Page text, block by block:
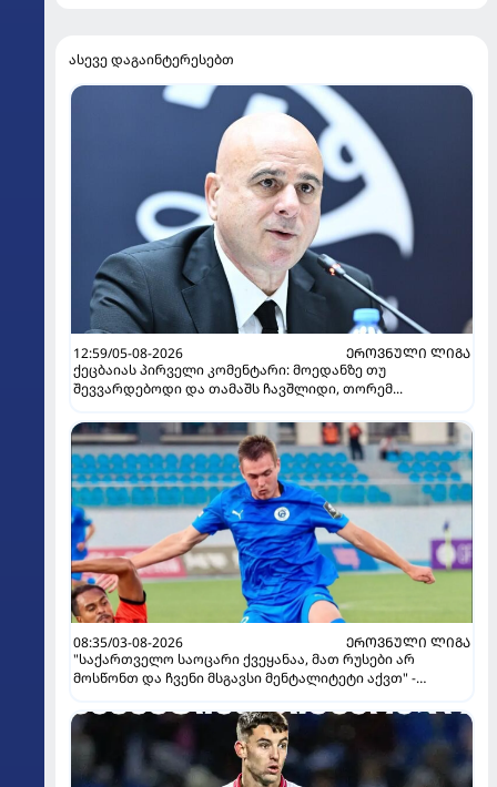
ასევე დაგაინტერესებთ
12:59/05-08-2026
ᲔᲠᲝᲕᲜᲣᲚᲘ ᲚᲘᲒᲐ
ქეცბაიას პირველი კომენტარი: მოედანზე თუ
შევვარდებოდი და თამაშს ჩავშლიდი, თორემ...
08:35/03-08-2026
ᲔᲠᲝᲕᲜᲣᲚᲘ ᲚᲘᲒᲐ
"საქართველო საოცარი ქვეყანაა, მათ რუსები არ
მოსწონთ და ჩვენი მსგავსი მენტალიტეტი აქვთ" -